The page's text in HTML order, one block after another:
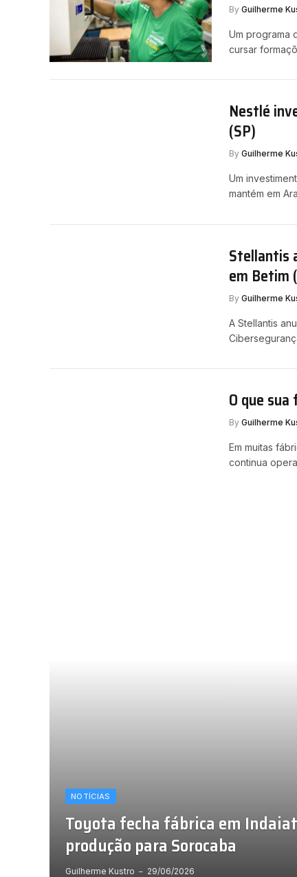
By Guilherme
Um programa
cursar
Nestlé
(SP)
By Guilherme
Um
mantém em
Stellantis
em Betim
By Guilherme
A Stellantis
O que
By Guilherme
Em muitas
continua
NOTÍCIAS
Toyota fecha fábrica em
produção para Sorocaba
Guilherme Kustro 29/06/2026